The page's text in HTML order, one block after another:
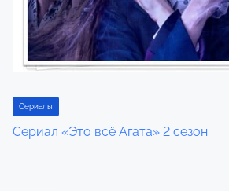
Сериалы
Сериал «Это всё Агата» 2 сезон